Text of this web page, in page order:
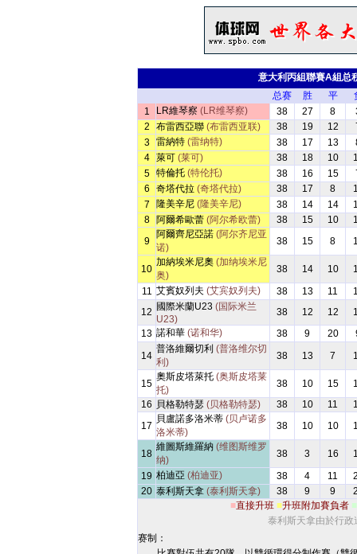
意大利丙組聯賽A組总
总赛
胜 平
1
LR維琴察 (LR维琴察) 38 27 8
2
布雷西亞聯 (布雷西亚联) 38 19 12
3
雷納特 (雷纳特) 38 17 13
4
萊可 (莱可) 38 18 10
5
特倫托 (特伦托) 38 16 15
6
奇塔代拉 (奇塔代拉) 38 17 8
7
隆美辛尼 (隆美辛尼) 38 14 14
8
阿爾希歐蕾 (阿尔希欧蕾) 38 15 10
9
阿爾齊尼亞諾 (阿尔齐尼亚
诺)
38 15 8
10
加納埃米尼奧 (加纳埃米尼
奥)
38 14 10
11 艾賓奴列夫 (艾宾奴列夫) 38 13 11
12 國際米蘭U23 (国际米兰
U23)
38 12 12
13 諾和華 (诺和华) 38 9 20
14
普洛維爾切利 (普洛维尔切
利)
38 13 7
15
奧斯皮塔萊托 (奥斯皮塔莱
托)
38 10 15
16 貝格勒特瑟 (贝格勒特瑟) 38 10 11
17
貝盧諾多洛米蒂 (贝卢诺多
洛米蒂)
38 10 10
18
維圖斯維羅納 (维图斯维罗
纳)
38 3 16
19 柏迪亞 (柏迪亚) 38 4 11
20 泰利斯天拿 (泰利斯天拿) 38 9 9
■直接升班 ■升班附加賽負者 ■
泰利斯天拿由於行
赛制：